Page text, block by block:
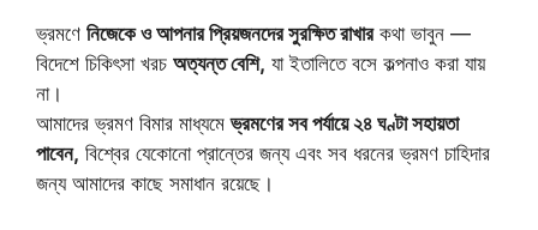
ভ্রমণে নিজেকে ও আপনার প্রিয়জনদের সুরক্ষিত রাখারকথা ভাবুন —
বিদেশে চিকিৎসা খরচ অত্যন্ত বেশি, যা ইতালিতে বসে কল্পনাও করা যায়
না।
আমাদের ভ্রমণ বিমার মাধ্যমেভ্রমণের সব পর্যায়ে ২৪ ঘণ্টা সহায়তা
পাবেন, বিশ্বের যেকোনো প্রান্তের জন্য এবং সব ধরনের ভ্রমণ চাহিদার
জন্য আমাদের কাছে সমাধান রয়েছে।